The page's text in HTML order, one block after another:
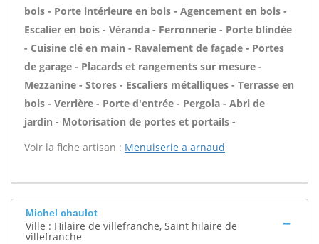
bois - Porte intérieure en bois - Agencement en bois -
Escalier en bois - Véranda - Ferronnerie - Porte blindée
- Cuisine clé en main - Ravalement de façade - Portes
de garage - Placards et rangements sur mesure -
Mezzanine - Stores - Escaliers métalliques - Terrasse en
bois - Verrière - Porte d'entrée - Pergola - Abri de
jardin - Motorisation de portes et portails -
Voir la fiche artisan : Menuiserie a arnaud
Michel chaulot
Ville : Hilaire de villefranche, Saint hilaire de
villefranche